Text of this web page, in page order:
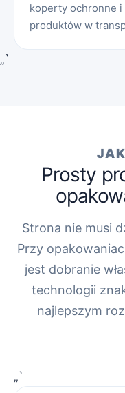
koperty ochronne i
produktów w
„`
Prosty
Strona nie musi
Przy
jest dobranie
technologii
najlepszym
„`